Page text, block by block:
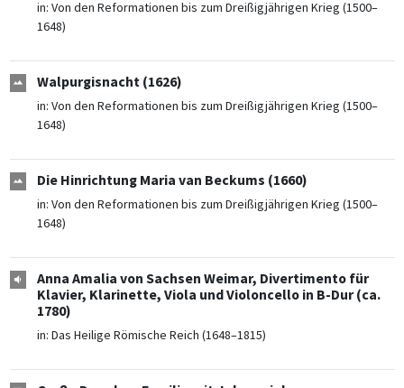
in: Von den Reformationen bis zum Dreißigjährigen Krieg (1500–
1648)
Walpurgisnacht (1626)
in: Von den Reformationen bis zum Dreißigjährigen Krieg (1500–
1648)
Die Hinrichtung Maria van Beckums (1660)
in: Von den Reformationen bis zum Dreißigjährigen Krieg (1500–
1648)
Anna Amalia von Sachsen Weimar, Divertimento für
Klavier, Klarinette, Viola und Violoncello in B-Dur (ca.
1780)
in: Das Heilige Römische Reich (1648–1815)